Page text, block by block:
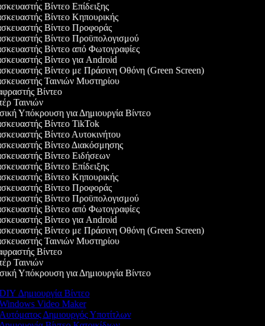
Βίντεο Επίδειξης
Βίντεο Κηπουρικής
Βίντεο Προφοράς
Βίντεο Προϋπολογισμού
Βίντεο από Φωτογραφίες
Βίντεο για Android
Βίντεο με Πράσινη Οθόνη (Green Screen)
Ταινιών Μυστηρίου
Βίντεο
Ταινιών
Υπόκρουση για Δημιουργία Βίντεο
Βίντεο TikTok
Βίντεο Αυτοκινήτου
Βίντεο Διακόσμησης
Βίντεο Ειδήσεων
Βίντεο Επίδειξης
Βίντεο Κηπουρικής
Βίντεο Προφοράς
Βίντεο Προϋπολογισμού
Βίντεο από Φωτογραφίες
Βίντεο για Android
Βίντεο με Πράσινη Οθόνη (Green Screen)
Ταινιών Μυστηρίου
Βίντεο
Ταινιών
Υπόκρουση για Δημιουργία Βίντεο
Δημιουργία Βίντεο
Video Maker
Δημιουργός Υποτίτλων